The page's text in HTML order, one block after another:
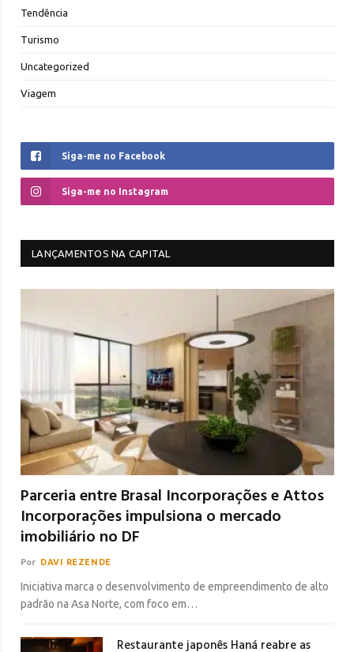
Tendência
Turismo
Uncategorized
Viagem
Siga-me no Facebook
Siga-me no Instagram
LANÇAMENTOS NA CAPITAL
Parceria entre Brasal Incorporações e Attos
Incorporações impulsiona o mercado
imobiliário no DF
Por DAVI REZENDE
Iniciativa marca o desenvolvimento de empreendimento de alto
padrão na Asa Norte, com foco em…
Restaurante japonês Haná reabre as